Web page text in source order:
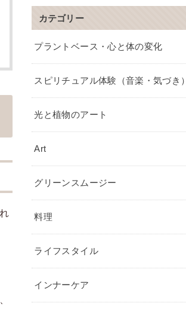
カテゴリー
プラントベース・心と体の変化
スピリチュアル体験（音楽・気づき）
光と植物のアート
Art
グリーンスムージー
料理
ライフスタイル
インナーケア